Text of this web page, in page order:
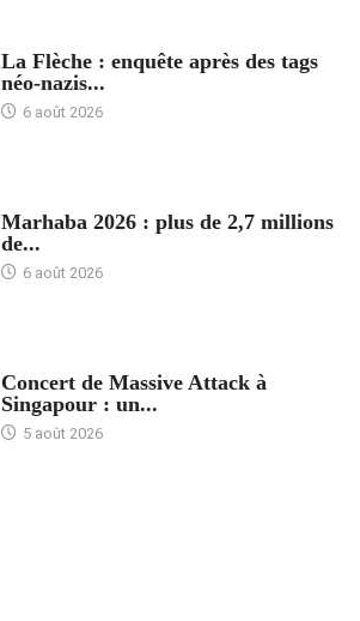
La Flèche : enquête après des tags
néo-nazis...
6 août 2026
Marhaba 2026 : plus de 2,7 millions
de...
6 août 2026
Concert de Massive Attack à
Singapour : un...
5 août 2026